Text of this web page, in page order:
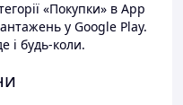
«Покупки» в App
у Google Play.
і будь-коли.